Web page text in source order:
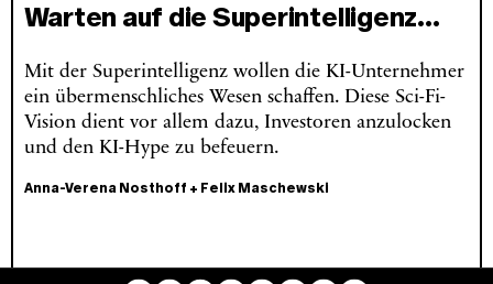
Warten auf die Superintelligenz…
Mit der Superintelligenz wollen die KI-Unternehmer
ein übermenschliches Wesen schaffen. Diese Sci-Fi-
Vision dient vor allem dazu, Investoren anzulocken
und den KI-Hype zu befeuern.
Anna-Verena Nosthoff + Felix Maschewski